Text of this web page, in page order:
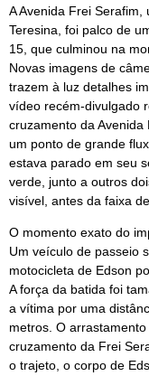
A Avenida Frei
Teresina, foi palco de
15, que culminou na
Novas imagens de
trazem à luz detalhes
vídeo recém-divulgado
cruzamento da Avenida
um ponto de grande
estava parado em seu
verde, junto a outros
visível, antes da faixa
O momento exato do
Um veículo de passeio
motocicleta de Edson
A força da batida foi
a vítima por uma
metros. O
cruzamento da Frei
o trajeto, o corpo de